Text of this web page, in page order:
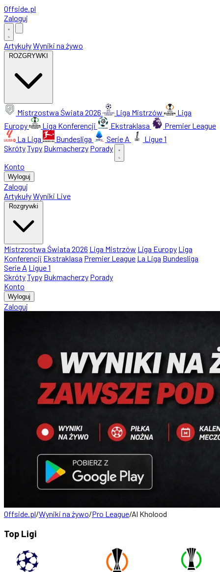
Offside.pl
Zaloguj
ArtykułyWyniki na żywo
ROZGRYWKI
Mistrzostwa Świata 2026 Liga Mistrzów
Liga
Europy
Liga Konferencji Ekstraklasa
Premier League
La Liga
Bundesliga Serie A
Ligue 1
SkrótyTypy Bukmacherzy Porady
Konto
Wyloguj
Zaloguj
ArtykułyWyniki Live
Rozgrywki
Mistrzostwa Świata 2026 Liga Mistrzów Liga Europy Liga
Konferencji Ekstraklasa Premier League La Liga Bundesliga
Serie A Ligue 1
SkrótyTypy Bukmacherzy Porady
Konto
Wyloguj
Zaloguj
Offside.pl/Wyniki na żywo/Pro League/Al Kholood
Top Ligi